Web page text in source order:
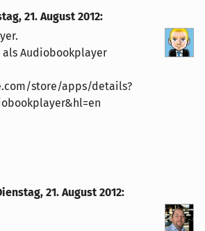
21. August 2012:
Audiobookplayer
store/apps/details?
21. August 2012: